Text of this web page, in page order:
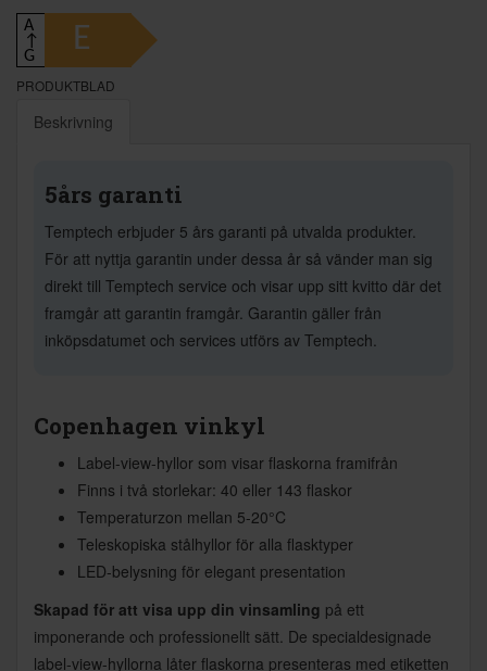
A
↑
G
E
PRODUKTBLAD
Beskrivning
5års garanti
Temptech erbjuder 5 års garanti på utvalda produkter.
För att nyttja garantin under dessa år så vänder man sig
direkt till Temptech service och visar upp sitt kvitto där det
framgår att garantin framgår. Garantin gäller från
inköpsdatumet och services utförs av Temptech.
Copenhagen vinkyl
Label-view-hyllor som visar flaskorna framifrån
Finns i två storlekar: 40 eller 143 flaskor
Temperaturzon mellan 5-20°C
Teleskopiska stålhyllor för alla flasktyper
LED-belysning för elegant presentation
Skapad för att visa upp din vinsamling på ett
imponerande och professionellt sätt. De specialdesignade
label-view-hyllorna låter flaskorna presenteras med etiketten